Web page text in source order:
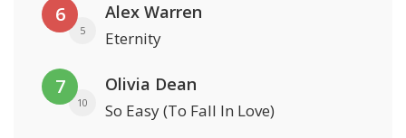
6
5
Alex Warren
Eternity
7
10
Olivia Dean
So Easy (To Fall In Love)